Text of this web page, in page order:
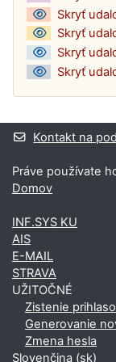
Skryť
Skryť
Skryť
Skryť
Kontakt na
Práve používate
Domov
INF.SYS KU
AIS
E-MAIL
STRAVA
UŽITOČNÉ
Zistenie
Generovanie
Zmena hesla
Slovenčina ‎(sk)‎